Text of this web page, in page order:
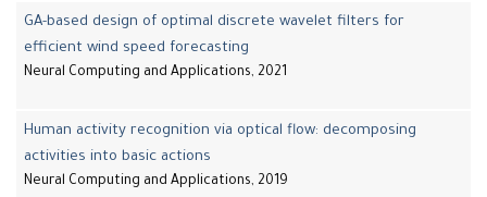
GA-based design of optimal discrete wavelet filters for
efficient wind speed forecasting
Neural Computing and Applications, 2021
Human activity recognition via optical flow: decomposing
activities into basic actions
Neural Computing and Applications, 2019